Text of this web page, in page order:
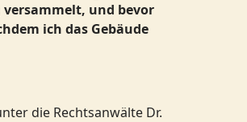
versammelt, und bevor
ich das Gebäude
die Rechtsanwälte Dr.